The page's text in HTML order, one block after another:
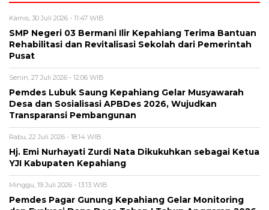
Kamis, 30 Juli 2026 - 11:47 WIB
SMP Negeri 03 Bermani Ilir Kepahiang Terima Bantuan
Rehabilitasi dan Revitalisasi Sekolah dari Pemerintah
Pusat
Senin, 27 Juli 2026 - 12:06 WIB
Pemdes Lubuk Saung Kepahiang Gelar Musyawarah
Desa dan Sosialisasi APBDes 2026, Wujudkan
Transparansi Pembangunan
Rabu, 22 Juli 2026 - 18:14 WIB
Hj. Emi Nurhayati Zurdi Nata Dikukuhkan sebagai Ketua
YJI Kabupaten Kepahiang
Minggu, 19 Juli 2026 - 13:13 WIB
Pemdes Pagar Gunung Kepahiang Gelar Monitoring